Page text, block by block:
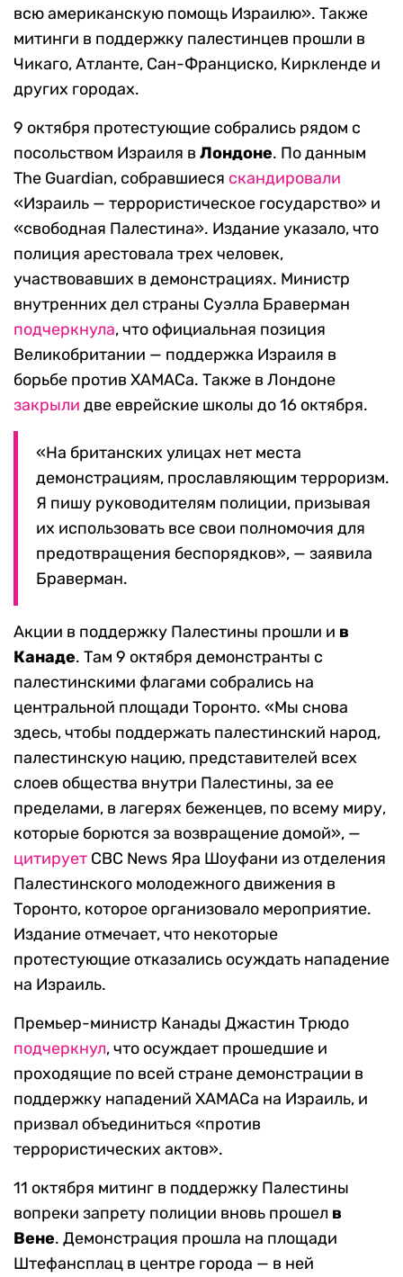
всю американскую помощь Израилю». Также
митинги в поддержку палестинцев прошли в
Чикаго, Атланте, Сан-Франциско, Киркленде и
других городах.
9 октября протестующие собрались рядом с
посольством Израиля в Лондоне. По данным
The Guardian, собравшиеся скандировали
«Израиль — террористическое государство» и
«свободная Палестина». Издание указало, что
полиция арестовала трех человек,
участвовавших в демонстрациях. Министр
внутренних дел страны Суэлла Браверман
подчеркнула, что официальная позиция
Великобритании — поддержка Израиля в
борьбе против ХАМАСа. Также в Лондоне
закрыли две еврейские школы до 16 октября.
«На британских улицах нет места
демонстрациям, прославляющим терроризм.
Я пишу руководителям полиции, призывая
их использовать все свои полномочия для
предотвращения беспорядков», — заявила
Браверман.
Акции в поддержку Палестины прошли и в
Канаде. Там 9 октября демонстранты с
палестинскими флагами собрались на
центральной площади Торонто. «Мы снова
здесь, чтобы поддержать палестинский народ,
палестинскую нацию, представителей всех
слоев общества внутри Палестины, за ее
пределами, в лагерях беженцев, по всему миру,
которые борются за возвращение домой», —
цитирует CBC News Яра Шоуфани из отделения
Палестинского молодежного движения в
Торонто, которое организовало мероприятие.
Издание отмечает, что некоторые
протестующие отказались осуждать нападение
на Израиль.
Премьер-министр Канады Джастин Трюдо
подчеркнул, что осуждает прошедшие и
проходящие по всей стране демонстрации в
поддержку нападений ХАМАСа на Израиль, и
призвал объединиться «против
террористических актов».
11 октября митинг в поддержку Палестины
вопреки запрету полиции вновь прошел в
Вене. Демонстрация прошла на площади
Штефансплац в центре города — в ней